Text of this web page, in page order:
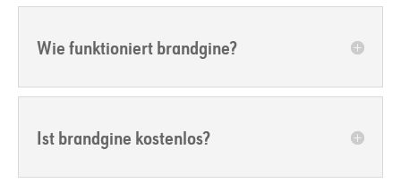
Wie funktioniert brandgine?
Ist brandgine kostenlos?